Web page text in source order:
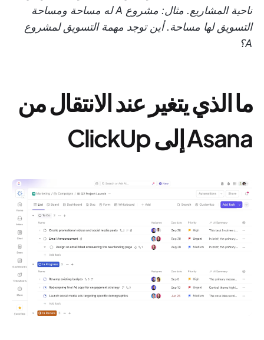
ناحية المشاريع. مثال: مشروع A له مساحة ومساحة
التسويق لها مساحة. أين توجد مهمة التسويق لمشروع
A؟
ما الذي يتغير عند الانتقال من
Asana إلى ClickUp